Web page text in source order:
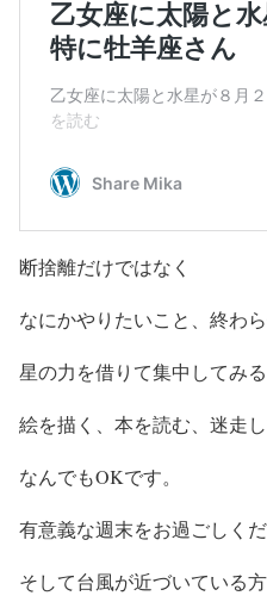
断捨離だけではなく
なにかやりたいこと、終わ
星の力を借りて集中してみる
絵を描く、本を読む、迷走
なんでもOKです。
有意義な週末をお過ごしくだ
そして台風が近づいている